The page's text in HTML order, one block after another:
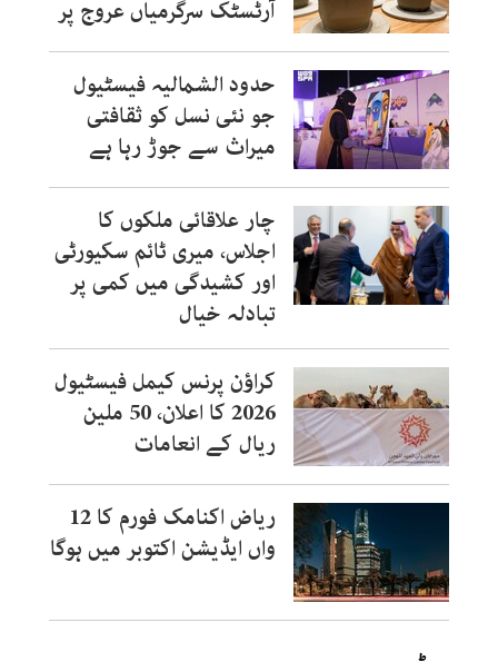
آرٹسٹک سرگرمیاں عروج پر
حدود الشمالیہ فیسٹیول
جو نئی نسل کو ثقافتی
میراث سے جوڑ رہا ہے
چار علاقائی ملکوں کا
اجلاس، میری ٹائم سکیورٹی
اور کشیدگی میں کمی پر
تبادلہ خیال
کراؤن پرنس کیمل فیسٹیول
2026 کا اعلان، 50 ملین
ریال کے انعامات
ریاض اکنامک فورم کا 12
واں ایڈیشن اکتوبر میں ہوگا